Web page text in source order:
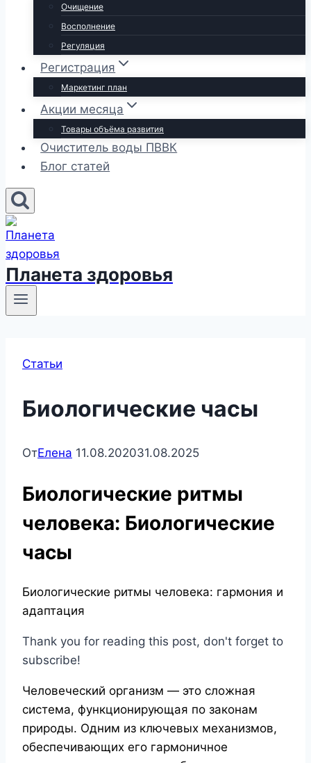
Очищение
Восполнение
Регуляция
Регистрация
Маркетинг план
Акции месяца
Товары объёма развития
Очиститель воды ПВВК
Блог статей
Планета здоровья
Статьи
Биологические часы
ОтЕлена 11.08.202031.08.2025
Биологические ритмы
человека: Биологические
часы
Биологические ритмы человека: гармония и
адаптация
Thank you for reading this post, don't forget to
subscribe!
Человеческий организм — это сложная
система, функционирующая по законам
природы. Одним из ключевых механизмов,
обеспечивающих его гармоничное